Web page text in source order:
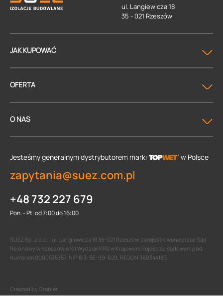
ul. Langiewicza 18
35 - 021 Rzeszów
JAK KUPOWAĆ
OFERTA
O NAS
Jesteśmy generalnym dystrybutorem marki w Polsce
zapytania@suez.com.pl
+48 732 227 679
Pon. - Pt. od 7:00 do 16:00
SUEZ Sp. z o.o. , ul. Langiewicza 18 35-021 Rzeszów, zarejestrowana przez Sąd
Rejonowy w Rzeszowie XII Wydział KRS w Krajowym Rejestrze Sądowym pod
numerem 0000535357, NIP 813-36-99-629, REGON 360344189.
Created by Crehler